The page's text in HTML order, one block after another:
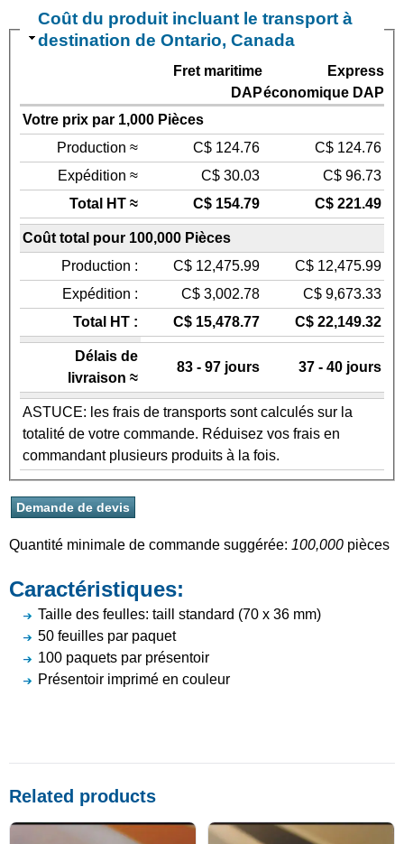
Coût du produit incluant le transport à
destination de Ontario, Canada
Fret maritime
DAP
Express
économique DAP
Votre prix par 1,000 Pièces
Production ≈
C$ 124.76
C$ 124.76
Expédition ≈
C$ 30.03
C$ 96.73
Total HT ≈
C$ 154.79 C$ 221.49
Coût total pour 100,000 Pièces
Production :
C$ 12,475.99
C$ 12,475.99
Expédition :
C$ 3,002.78
C$ 9,673.33
Total HT :
C$ 15,478.77 C$ 22,149.32
Délais de
livraison ≈
83 - 97 jours 37 - 40 jours
ASTUCE: les frais de transports sont calculés sur la
totalité de votre commande. Réduisez vos frais en
commandant plusieurs produits à la fois.
Quantité minimale de commande suggérée: 100,000 pièces
Caractéristiques:
Taille des feulles: taill standard (70 x 36 mm)
50 feuilles par paquet
100 paquets par présentoir
Présentoir imprimé en couleur
Related products